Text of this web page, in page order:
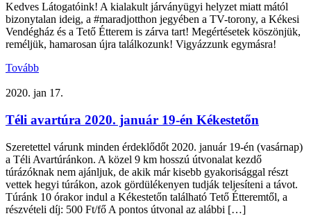
Kedves Látogatóink! A kialakult járványügyi helyzet miatt mától
bizonytalan ideig, a #maradjotthon jegyében a TV-torony, a Kékesi
Vendégház és a Tető Étterem is zárva tart! Megértésetek köszönjük,
reméljük, hamarosan újra találkozunk! Vigyázzunk egymásra!
Tovább
2020. jan 17.
Téli avartúra 2020. január 19-én Kékestetőn
Szeretettel várunk minden érdeklődőt 2020. január 19-én (vasárnap)
a Téli Avartúránkon. A közel 9 km hosszú útvonalat kezdő
túrázóknak nem ajánljuk, de akik már kisebb gyakorisággal részt
vettek hegyi túrákon, azok gördülékenyen tudják teljesíteni a távot.
Túránk 10 órakor indul a Kékestetőn található Tető Étteremtől, a
részvételi díj: 500 Ft/fő A pontos útvonal az alábbi […]